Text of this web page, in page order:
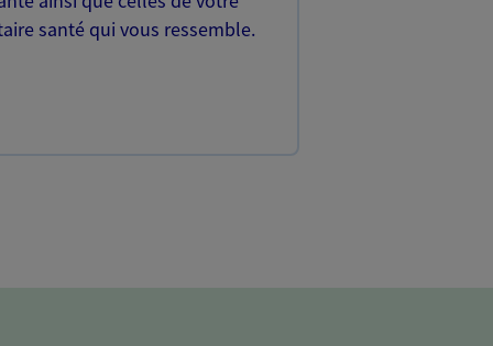
santé qui vous ressemble.